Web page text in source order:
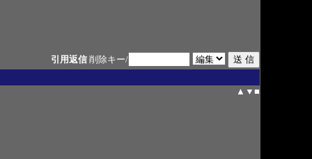
引用返信 削除キー/
▲ ▼ ■